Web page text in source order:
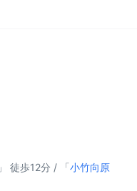
」 徒歩12分 / 「小竹向原